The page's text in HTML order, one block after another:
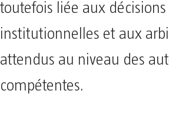
toutefois liée aux décisions
institutionnelles et aux
attendus au niveau des
compétentes.